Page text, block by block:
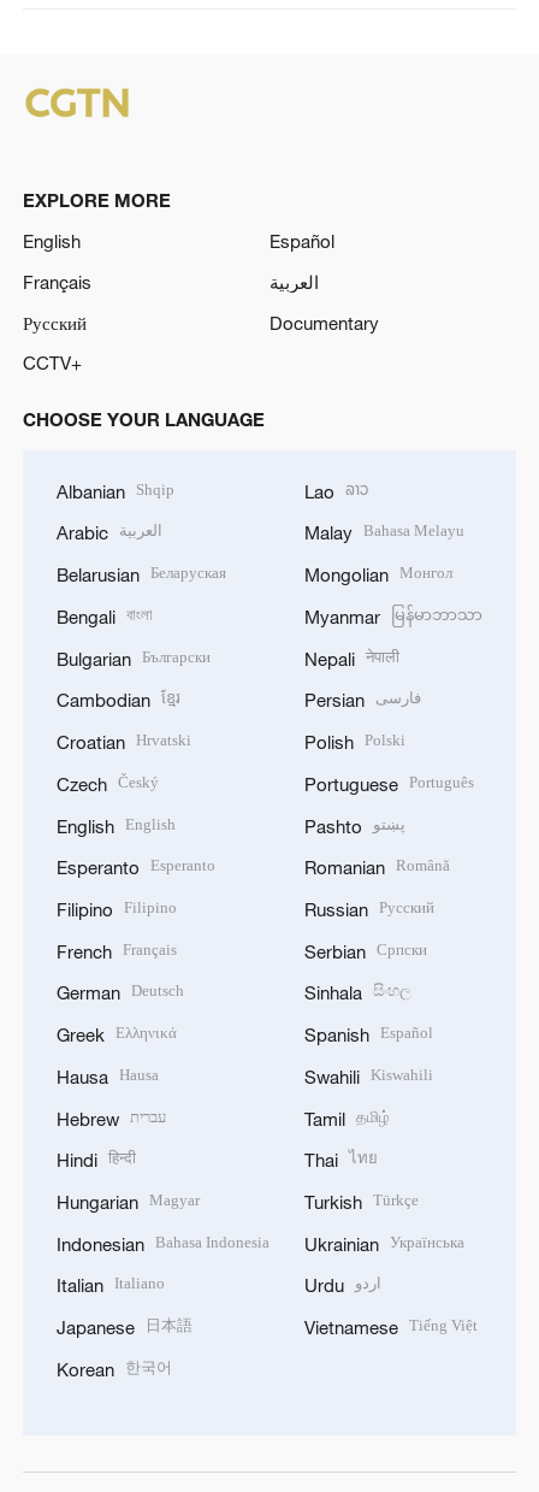
EXPLORE MORE
English
Español
Français
العربية
Русский
Documentary
CCTV+
CHOOSE YOUR LANGUAGE
Albanian Shqip
Arabic العربية
Belarusian Беларуская
Bengali বাংলা
Bulgarian Български
Cambodian ខ្មែរ
Croatian Hrvatski
Czech Český
English English
Esperanto Esperanto
Filipino Filipino
French Français
German Deutsch
Greek Ελληνικά
Hausa Hausa
Hebrew עברית
Hindi हिन्दी
Hungarian Magyar
Indonesian Bahasa Indonesia
Italian Italiano
Japanese 日本語
Korean 한국어
Lao ລາວ
Malay Bahasa Melayu
Mongolian Монгол
Myanmar မြန်မာဘာသာ
Nepali नेपाली
Persian فارسی
Polish Polski
Portuguese Português
Pashto پښتو
Romanian Română
Russian Русский
Serbian Српски
Sinhala සිංහල
Spanish Español
Swahili Kiswahili
Tamil தமிழ்
Thai ไทย
Turkish Türkçe
Ukrainian Українська
Urdu اردو
Vietnamese Tiếng Việt